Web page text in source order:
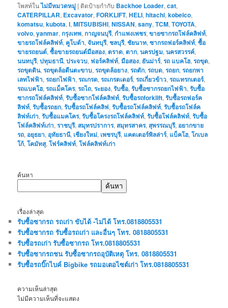
โพสท์ในไม่มีหมวดหมู่ | ติดป้ายกำกับ Backhoe Loader,cat,
CATERPILLAR, Excavator,FORKLIFT,HELI,hitachi,kobelco,
komatsu,kubota,l,MITSUBISHI,NISSAN,sany,TCM,TOYOTA,
volvo,yanmar,กรุงเทพ,กาญจนบุรี,กำแพงเพชร,ขายซากรถโฟล์คลิฟท์,
ขายรถโฟล์คลิฟท์, คูโบต้า,จันทบุรี,ชลบุรี,ชัยนาท,ซากรถฟอร์คลิฟท์,ซื้อ
ขายรถยนต์,ซื้อขายรถยนต์มือสอง,ตราด,ตาก,นครปฐม,นครสวรรค์,
นนทบุรี,ปทุมธานี,ประจวบ,ฟอร์คลิฟท์,มือสอง, ยันม่าร์,รถ แบคโฮ,รถขุด,
รถขุดดิน,รถขุดล้อตีนตะขาบ,รถขุดล้อยาง,รถตัก,รถบด,รถยก,รถยกพา
เลทไฟฟ้า,รถยกไฟฟ้า,รถเกรด,รถเกรดเดอร์,รถเกี่ยวข้าว,รถแทรกเตอร์,
รถแบคโฮ,รถแม็คโคร,รถไถ,ระยอง,รับซื้อ,รับซื้อซากรถยกไฟฟ้า,รับซื้อ
ซากรถโฟล์คลิฟท์,รับซื้อซากโฟล์คลิฟท์,รับซื้อรถforklift,รับซื้อรถฟอร์ค
ลิฟท์,รับซื้อรถยก,รับซื้อรถโฟล์คลิฟ,รับซื้อรถโฟล์คลิฟท์,รับซื้อรถโฟล์ค
ลิฟท์เก่า,รับซื้อแมคโคร,รับซื้อโครงรถโฟล์คลิฟท์,รับซื้อโฟล์คลิฟท์,รับซื้อ
โฟล์คลิฟท์เก่า,ราชบุรี, สมุทรปราการ, สมุทรสาคร, สุพรรณบุรี, อยากขาย
รถ, อยุธยา, อุทัยธานี, เชียงใหม่, เพชรบุรี, แคตเตอร์พิลล่าร์, แบ็คโฮ,โกเบล
โก้,โคมัทสุ,โฟร์คลิฟท์,โฟล์คลิฟท์เก่า
ค้นหา
ค้นหา
เรื่องล่าสุด
รับซื้อซากรถ รถเก่า ขับได้ -ไม่ได้ โทร.0818805531
รับซื้อซากรถ รับซื้อรถเก่า และอื่นๆ โทร. 0818805531
รับซื้อรถเก่า รับซื้อซากรถ โทร.0818805531
รับซื้อซากรถชน รับซื้อซากรถอุบัติเหตุ โทร. 0818805531
รับซื้อรถบิ๊กไบค์ Bigbike รถมอเตอไซต์เก่า โทร.0818805531
ความเห็นล่าสุด
ไม่มีความเห็นที่จะแสดง